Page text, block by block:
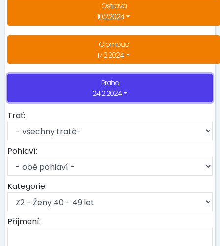
Ostrava
10.2.2024
Olomouc
17.2.2024
Praha
24.2.2024
Trať:
Pohlaví:
Kategorie:
Příjmení: